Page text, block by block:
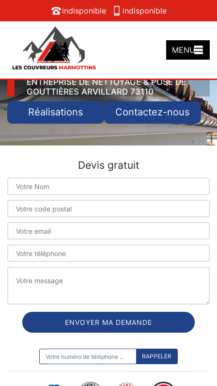
indisponible indisponible
MENU
ENTREPRISE DE NETTOYAGE & POSE DE
GOUTTIÈRES ARVILLARD 73110
Réalisations Contactez-nous
Devis gratuit